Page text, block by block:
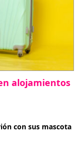
alojamientos
con sus mascota